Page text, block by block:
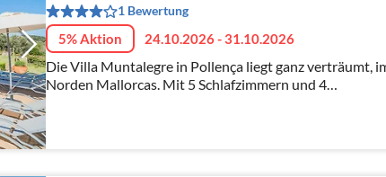
1 Bewertung
5% Aktion 24.10.2026 - 31.10.2026
Die Villa Muntalegre in Pollença liegt ganz verträumt,
Norden Mallorcas. Mit 5 Schlafzimmern und 4
Badezimmern ist sie ein perfekt für Familienurlaub.